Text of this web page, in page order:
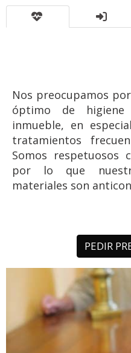
Nos preocupamos
óptimo de
inmueble, en
tratamientos
Somos respetuosos
por lo que
materiales son
PEDIR